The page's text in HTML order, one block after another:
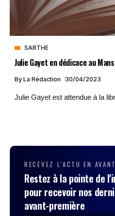
SARTHE
Julie Gayet en dédicace au
By La Rédaction 30/04/2023
Julie Gayet est attendue à la
RECEVEZ L'ACTU EN
Restez à la pointe de
pour recevoir nos
avant-première